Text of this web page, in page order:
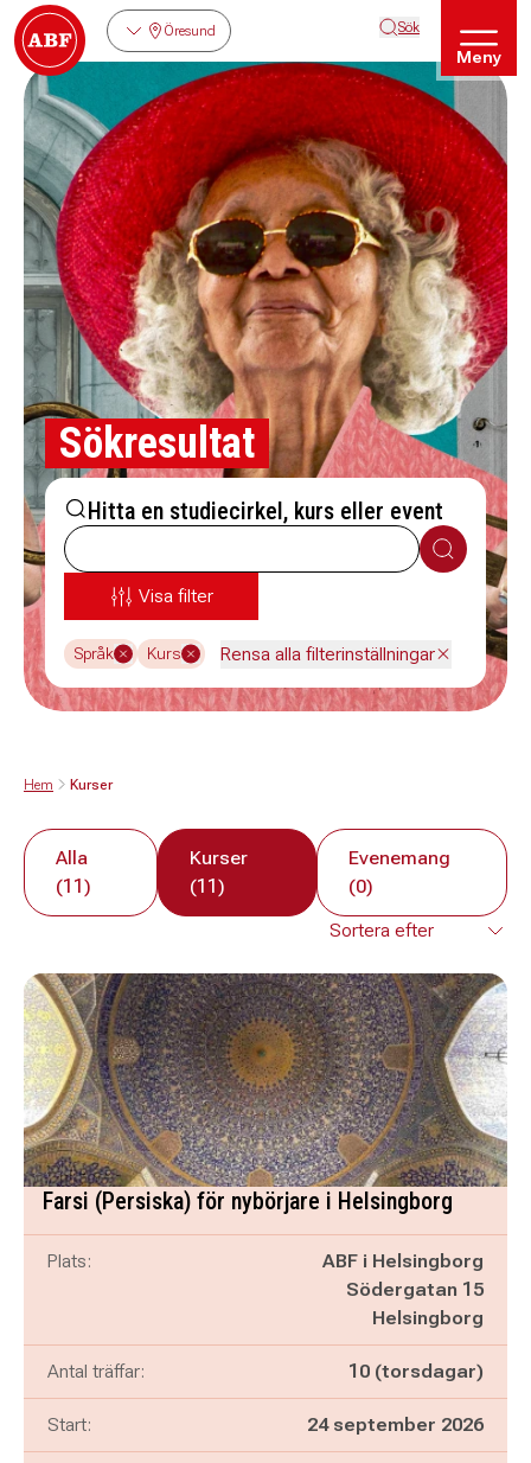
Öresund Sök
Meny
Sökresultat
Hitta en studiecirkel, kurs eller event
Sök
Visa filter
Språk Kurs Rensa alla filterinställningar
Hem Kurser
Alla
(11)
Kurser
(11)
Evenemang
(0)
Farsi (Persiska) för nybörjare i Helsingborg
Plats:
ABF i Helsingborg
Södergatan 15
Helsingborg
Antal träffar: 10 (torsdagar)
Start: 24 september 2026